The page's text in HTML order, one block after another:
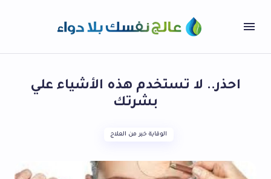
احذر.. لا تستخدم هذه الأشياء علي
بشرتك
الوقاية خير من العلاج